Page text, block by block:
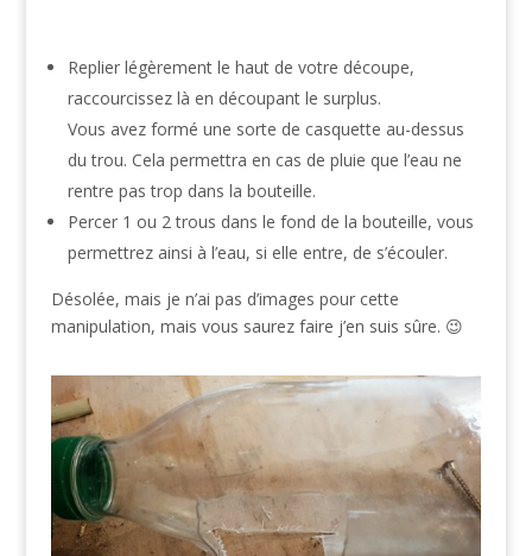
Replier légèrement le haut de votre découpe,
raccourcissez là en découpant le surplus.
Vous avez formé une sorte de casquette au-dessus
du trou. Cela permettra en cas de pluie que l’eau ne
rentre pas trop dans la bouteille.
Percer 1 ou 2 trous dans le fond de la bouteille, vous
permettrez ainsi à l’eau, si elle entre, de s’écouler.
Désolée, mais je n’ai pas d’images pour cette
manipulation, mais vous saurez faire j’en suis sûre. 😉